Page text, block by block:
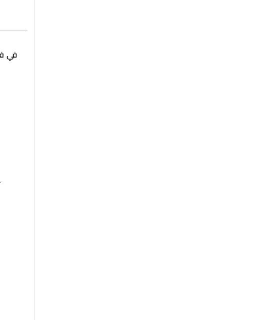
حمامات بتشطيبات سيراميك أنيقة، مجهزة بدوش ومضخة تقوية للمياه.